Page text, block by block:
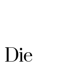
Die